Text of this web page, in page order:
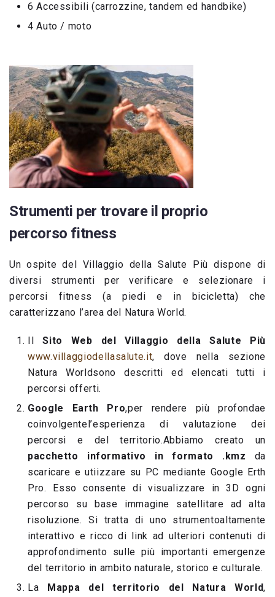
6 Accessibili (carrozzine, tandem ed handbike)
4 Auto / moto
Strumenti per trovare il proprio
percorso fitness
Un ospite del Villaggio della Salute Più dispone di
diversi strumenti per verificare e selezionare i
percorsi fitness (a piedi e in bicicletta) che
caratterizzano l’area del Natura World.
IlSito Web del Villaggio della Salute Più
www.villaggiodellasalute.it, dove nella sezione
Natura Worldsono descritti ed elencati tutti i
percorsi offerti.
Google Earth Pro,per rendere più profondae
coinvolgentel’esperienza di valutazione dei
percorsi e del territorio.Abbiamo creato un
pacchetto informativo in formato .kmz da
scaricare e utiizzare su PC mediante Google Erth
Pro. Esso consente di visualizzare in 3D ogni
percorso su base immagine satellitare ad alta
risoluzione. Si tratta di uno strumentoaltamente
interattivo e ricco di link ad ulteriori contenuti di
approfondimento sulle più importanti emergenze
del territorio in ambito naturale, storico e culturale.
La
Mappa del territorio del Natura World,